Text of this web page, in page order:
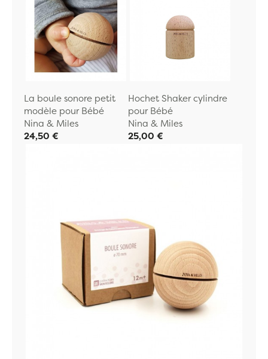
La boule sonore petit
modèle pour Bébé
Nina & Miles
24,50 €
Hochet Shaker cylindre
pour Bébé
Nina & Miles
25,00 €